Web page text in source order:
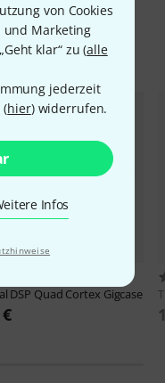
von Cookies
und Marketing
klar“ zu (alle
jederzeit
(hier) widerrufen.
Infos
Artikel
DSP Quad Cortex Gigcase